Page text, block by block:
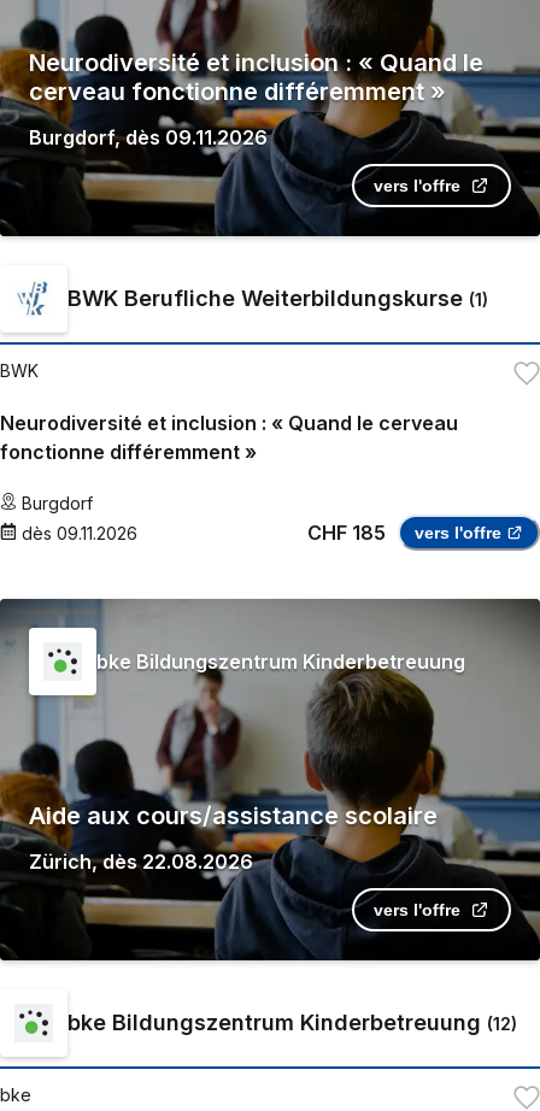
Neurodiversité et inclusion : « Quand le
cerveau fonctionne différemment »
Burgdorf,dès 09.11.2026
vers l'offre
BWK Berufliche Weiterbildungskurse (1)
BWK
Neurodiversité et inclusion : « Quand le cerveau
fonctionne différemment »
Burgdorf
dès 09.11.2026 CHF 185 vers l'offre
bke Bildungszentrum Kinderbetreuung
Aide aux cours/assistance scolaire
Zürich,dès 22.08.2026
vers l'offre
bke Bildungszentrum Kinderbetreuung (12)
bke